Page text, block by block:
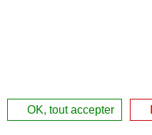
OK, tout accepter